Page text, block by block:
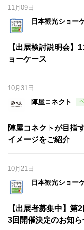
11月09日
日本観光ショー
【出展検討説明会】
ョーケース
10月31日
陣屋コネクト
陣屋コネクトが目指
イメージをご紹介
10月21日
日本観光ショー
【出展者募集中】第
3回開催決定のお知ら